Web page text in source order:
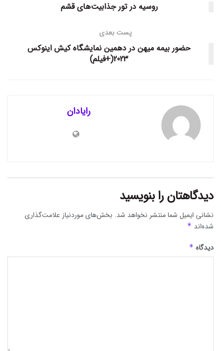
روسیه در تور جذابیت‌های قشم
پست بعدی
حضور بیمه میهن در دهمین نمایشگاه کیش اینوکس
2023(+فیلم)
رایادان
دیدگاهتان را بنویسید
نشانی ایمیل شما منتشر نخواهد شد. بخش‌های موردنیاز علامت‌گذاری
شده‌اند *
دیدگاه *